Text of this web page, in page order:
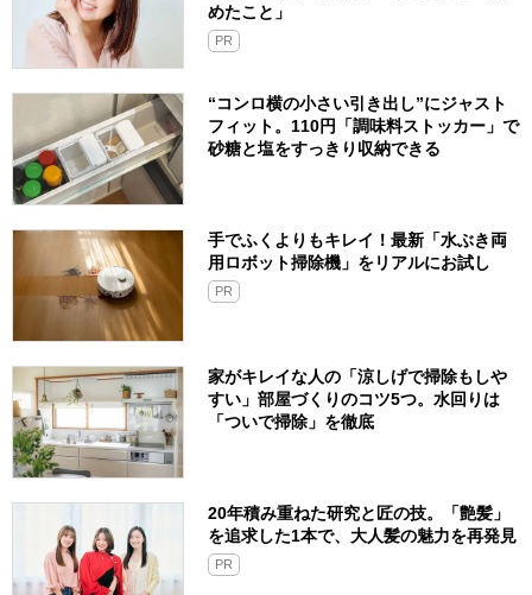
めたこと」
PR
“コンロ横の小さい引き出し”にジャスト
フィット。110円「調味料ストッカー」で
砂糖と塩をすっきり収納できる
手でふくよりもキレイ！最新「水ぶき両
用ロボット掃除機」をリアルにお試し
PR
家がキレイな人の「涼しげで掃除もしや
すい」部屋づくりのコツ5つ。水回りは
「ついで掃除」を徹底
20年積み重ねた研究と匠の技。「艶髪」
を追求した1本で、大人髪の魅力を再発見
PR